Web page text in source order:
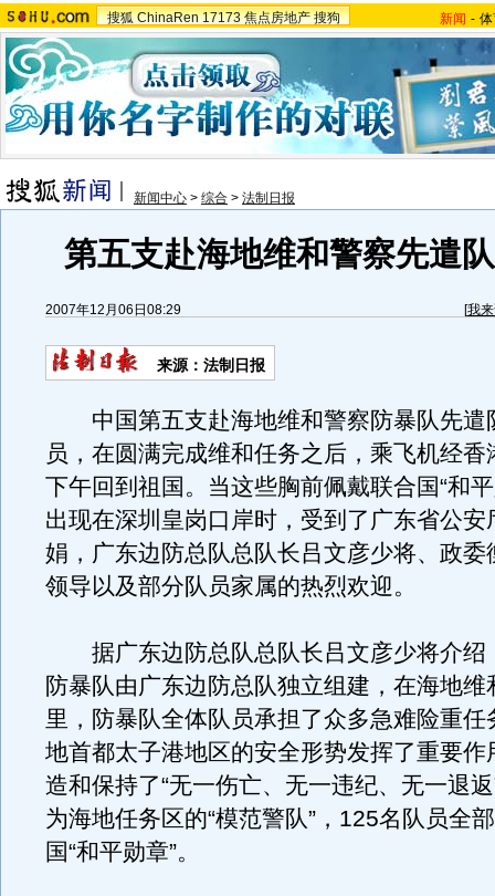
搜狐 ChinaRen 17173 焦点房地产 搜狗 新闻 -
新闻中心 > 综合 > 法制日报
第五支赴海地维和警察先遣
2007年12月06日08:29 [我
来源：法制日报
中国第五支赴海地维和警察防暴队先遣
员，在圆满完成维和任务之后，乘飞机经
下午回到祖国。当这些胸前佩戴联合国“和
出现在深圳皇岗口岸时，受到了广东省公安
娟，广东边防总队总队长吕文彦少将、政委
领导以及部分队员家属的热烈欢迎。
据广东边防总队总队长吕文彦少将介绍
防暴队由广东边防总队独立组建，在海地维
里，防暴队全体队员承担了众多急难险重任
地首都太子港地区的安全形势发挥了重要作
造和保持了“无一伤亡、无一违纪、无一退
为海地任务区的“模范警队”，125名队员全
国“和平勋章”。